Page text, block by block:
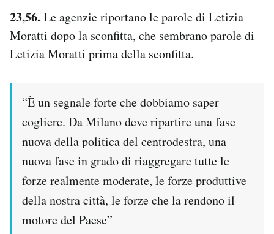
23,56. Le agenzie riportano le parole di Letizia
Moratti dopo la sconfitta, che sembrano parole di
Letizia Moratti prima della sconfitta.
“È un segnale forte che dobbiamo saper
cogliere. Da Milano deve ripartire una fase
nuova della politica del centrodestra, una
nuova fase in grado di riaggregare tutte le
forze realmente moderate, le forze produttive
della nostra città, le forze che la rendono il
motore del Paese”